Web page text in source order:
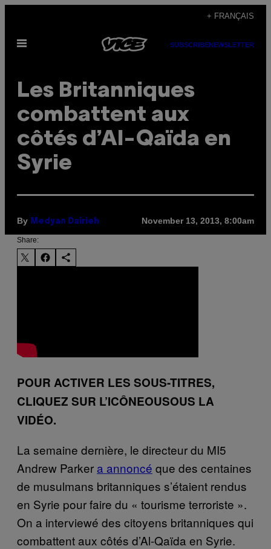
content
+ FRANÇAIS
Open
SUBSCRIBENEWSLETTER
Les Britanniques
combattent aux
côtés d’Al-Qaïda en
Syrie
By Medyan Dairieh November 13, 2013, 8:00am
Share:
POUR ACTIVER LES SOUS-TITRES,
CLIQUEZ SUR L’ICÔNEOUSOUS LA
VIDÉO.
La semaine dernière, le directeur du MI5
Andrew Parker a annoncé que des centaines
de musulmans britanniques s’étaient rendus
en Syrie pour faire du « tourisme terroriste ».
On a interviewé des citoyens britanniques qui
combattent aux côtés d’Al-Qaïda en Syrie.